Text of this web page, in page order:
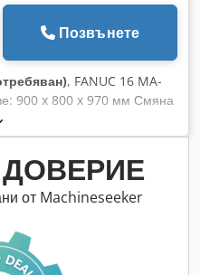
Позвънете
, FANUC 16 MA-
900 x 800 x 970 мм Смяна
Обороти на шпиндела: 0-12
2 палета 630 x 630
охлаждане 3D
счупване на инструменти
аксесоари Dkedpfeylbc
от Machineseeker